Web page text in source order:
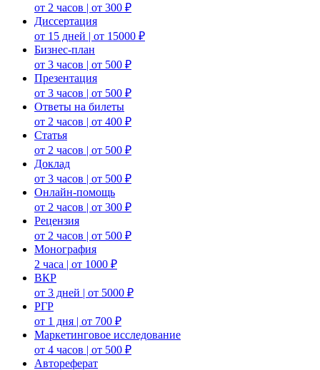
от 2 часов | от 300 ₽
Диссертация
от 15 дней | от 15000 ₽
Бизнес-план
от 3 часов | от 500 ₽
Презентация
от 3 часов | от 500 ₽
Ответы на билеты
от 2 часов | от 400 ₽
Статья
от 2 часов | от 500 ₽
Доклад
от 3 часов | от 500 ₽
Онлайн-помощь
от 2 часов | от 300 ₽
Рецензия
от 2 часов | от 500 ₽
Монография
2 часа | от 1000 ₽
ВКР
от 3 дней | от 5000 ₽
РГР
от 1 дня | от 700 ₽
Маркетинговое исследование
от 4 часов | от 500 ₽
Автореферат